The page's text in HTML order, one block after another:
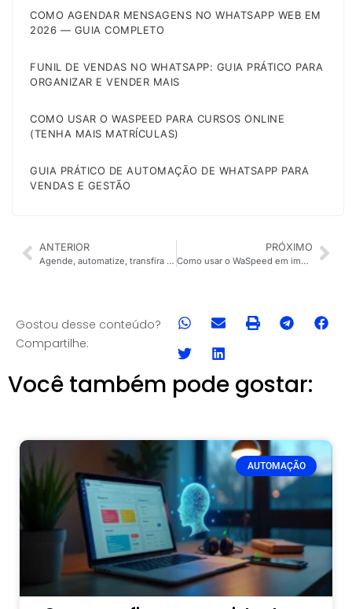
COMO AGENDAR MENSAGENS NO WHATSAPP WEB EM
2026 — GUIA COMPLETO
FUNIL DE VENDAS NO WHATSAPP: GUIA PRÁTICO PARA
ORGANIZAR E VENDER MAIS
COMO USAR O WASPEED PARA CURSOS ONLINE
(TENHA MAIS MATRÍCULAS)
GUIA PRÁTICO DE AUTOMAÇÃO DE WHATSAPP PARA
VENDAS E GESTÃO
ANTERIOR
Agende, automatize, transfira e venda sem sair do WhatsApp
PRÓXIMO
Como usar o WaSpeed em imobiliárias
Gostou desse conteúdo?
Compartilhe:
Você também pode gostar:
AUTOMAÇÃO